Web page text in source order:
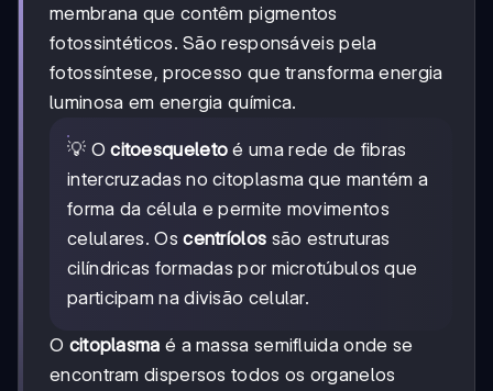
membrana que contêm pigmentos
fotossintéticos. São responsáveis pela
fotossíntese, processo que transforma energia
luminosa em energia química.
💡 Ocitoesqueleto é uma rede de fibras
intercruzadas no citoplasma que mantém a
forma da célula e permite movimentos
celulares. Oscentríolos são estruturas
cilíndricas formadas por microtúbulos que
participam na divisão celular.
O citoplasma é a massa semifluida onde se
encontram dispersos todos os organelos